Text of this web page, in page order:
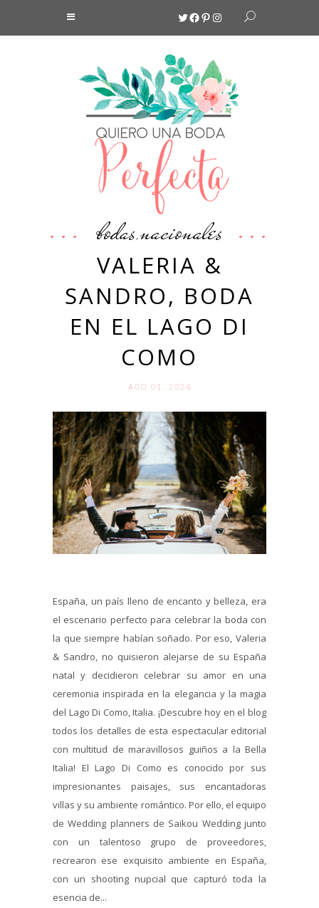
Twitter
Facebook
Pinterest
Instagram
bodas,nacionales
VALERIA &
SANDRO, BODA
EN EL LAGO DI
COMO
AGO 01. 2024
España, un país lleno de encanto y belleza, era
el escenario perfecto para celebrar la boda con
la que siempre habían soñado. Por eso, Valeria
& Sandro, no quisieron alejarse de su España
natal y decidieron celebrar su amor en una
ceremonia inspirada en la elegancia y la magia
del Lago Di Como, Italia. ¡Descubre hoy en el blog
todos los detalles de esta espectacular editorial
con multitud de maravillosos guiños a la Bella
Italia! El Lago Di Como es conocido por sus
impresionantes paisajes, sus encantadoras
villas y su ambiente romántico. Por ello, el equipo
de Wedding planners de Saikou Wedding junto
con un talentoso grupo de proveedores,
recrearon ese exquisito ambiente en España,
con un shooting nupcial que capturó toda la
esencia de...